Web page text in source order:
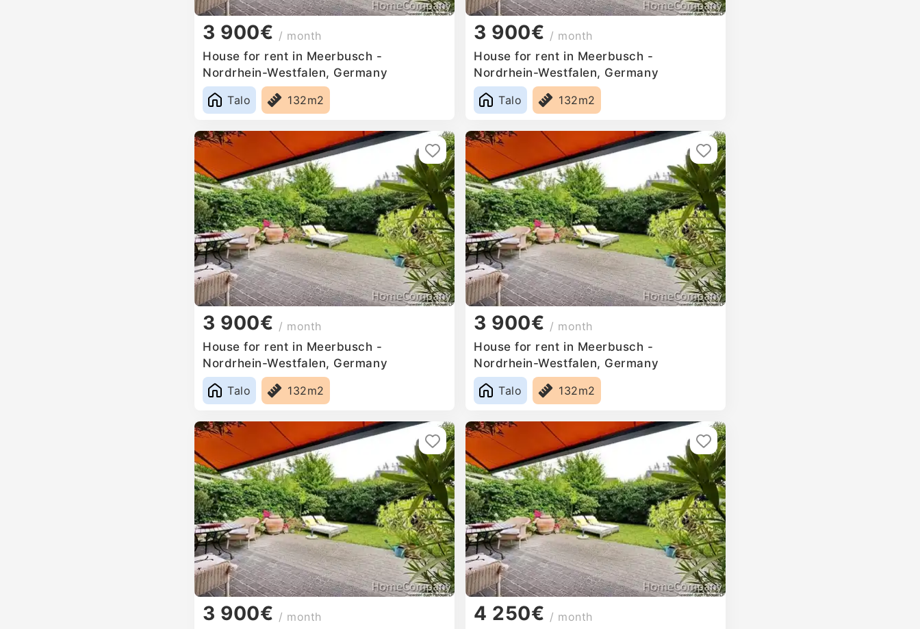
3 900€ / month
House for rent in Meerbusch -
Nordrhein-Westfalen, Germany
Talo
132m2
3 900€ / month
House for rent in Meerbusch -
Nordrhein-Westfalen, Germany
Talo
132m2
3 900€ / month
House for rent in Meerbusch -
Nordrhein-Westfalen, Germany
Talo
132m2
3 900€ / month
House for rent in Meerbusch -
Nordrhein-Westfalen, Germany
Talo
132m2
3 900€ / month
4 250€ / month